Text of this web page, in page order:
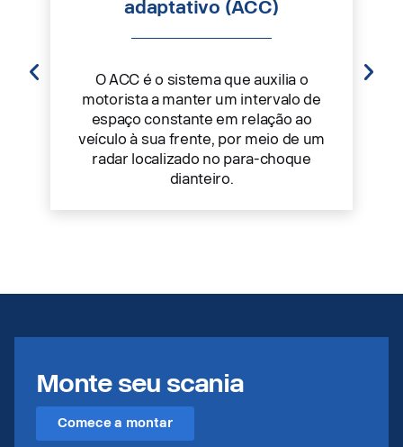
adaptativo (ACC)
O ACC é o sistema que auxilia o
motorista a manter um intervalo de
espaço constante em relação ao
veículo à sua frente, por meio de um
radar localizado no para-choque
dianteiro.
Monte seu scania
Comece a montar